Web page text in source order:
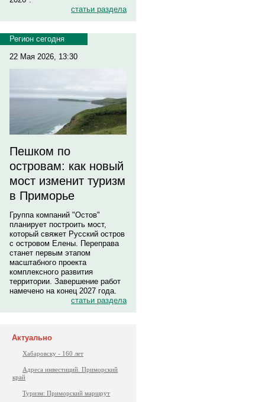
статьи раздела
Регион сегодня
22 Мая 2026, 13:30
Пешком по
островам: как новый
мост изменит туризм
в Приморье
Группа компаний "Остов"
планирует построить мост,
который свяжет Русский остров
с островом Елены. Переправа
станет первым этапом
масштабного проекта
комплексного развития
территории. Завершение работ
намечено на конец 2027 года.
статьи раздела
Актуально
Хабаровску - 160 лет
Адреса инвестиций. Приморский
край
Туризм: Приморский маршрут